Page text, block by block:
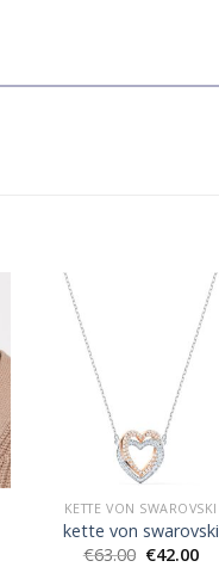
KETTE VON SWAROVSKI
kette von swarovski
€63.00 €42.00